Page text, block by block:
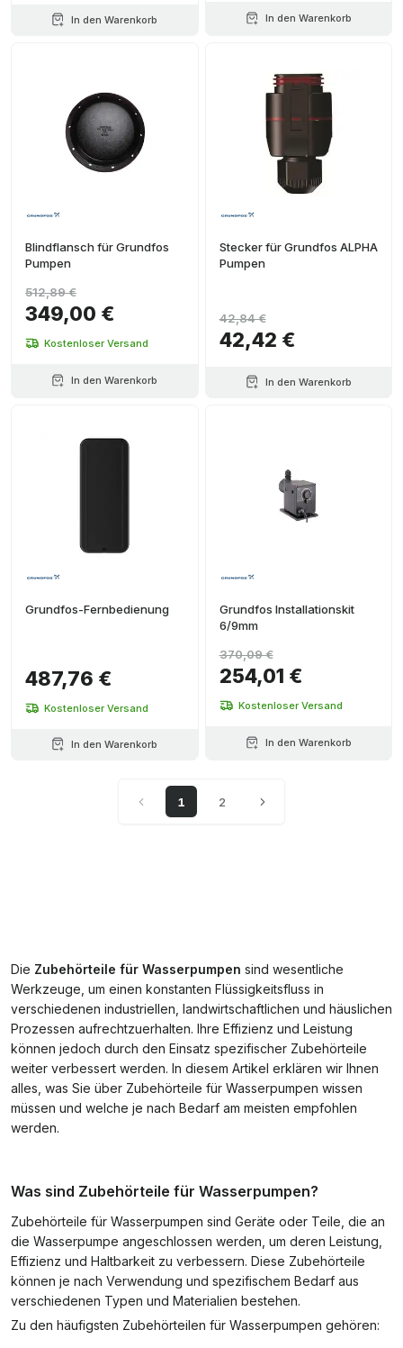
In den Warenkorb In den Warenkorb
Blindflansch für Grundfos
Pumpen
349,00 €
512,89 €
Kostenloser Versand
In den Warenkorb
Stecker für Grundfos ALPHA
Pumpen
42,42 €
42,84 €
In den Warenkorb
Grundfos-Fernbedienung
487,76 €
Kostenloser Versand
In den Warenkorb
Grundfos Installationskit
6/9mm
254,01 €
370,09 €
Kostenloser Versand
In den Warenkorb
1 2
Die Zubehörteile für Wasserpumpen sind wesentliche
Werkzeuge, um einen konstanten Flüssigkeitsfluss in
verschiedenen industriellen, landwirtschaftlichen und häuslichen
Prozessen aufrechtzuerhalten. Ihre Effizienz und Leistung
können jedoch durch den Einsatz spezifischer Zubehörteile
weiter verbessert werden. In diesem Artikel erklären wir Ihnen
alles, was Sie über Zubehörteile für Wasserpumpen wissen
müssen und welche je nach Bedarf am meisten empfohlen
werden.
Was sind Zubehörteile für Wasserpumpen?
Zubehörteile für Wasserpumpen sind Geräte oder Teile, die an
die Wasserpumpe angeschlossen werden, um deren Leistung,
Effizienz und Haltbarkeit zu verbessern. Diese Zubehörteile
können je nach Verwendung und spezifischem Bedarf aus
verschiedenen Typen und Materialien bestehen.
Zu den häufigsten Zubehörteilen für Wasserpumpen gehören: